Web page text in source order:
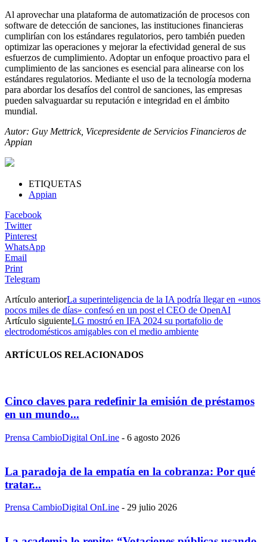
Al aprovechar una plataforma de automatización de procesos con
software de detección de sanciones, las instituciones financieras
cumplirían con los estándares regulatorios, pero también pueden
optimizar las operaciones y mejorar la efectividad general de sus
esfuerzos de cumplimiento. Adoptar un enfoque proactivo para el
cumplimiento de las sanciones es esencial para alinearse con los
estándares regulatorios. Mediante el uso de la tecnología moderna
para abordar los desafíos del control de sanciones, las empresas
pueden salvaguardar su reputación e integridad en el ámbito
mundial.
Autor: Guy Mettrick, Vicepresidente de Servicios Financieros de
Appian
ETIQUETAS
Appian
Facebook
Twitter
Pinterest
WhatsApp
Email
Print
Telegram
Artículo anteriorLa superinteligencia de la IA podría llegar en «unos
pocos miles de días» confesó en un post el CEO de OpenAI
Artículo siguienteLG mostró en IFA 2024 su portafolio de
electrodomésticos amigables con el medio ambiente
ARTÍCULOS RELACIONADOS
Cinco claves para redefinir la emisión de préstamos
en un mundo...
Prensa CambioDigital OnLine - 6 agosto 2026
La paradoja de la empatía en la cobranza: Por qué
tratar...
Prensa CambioDigital OnLine - 29 julio 2026